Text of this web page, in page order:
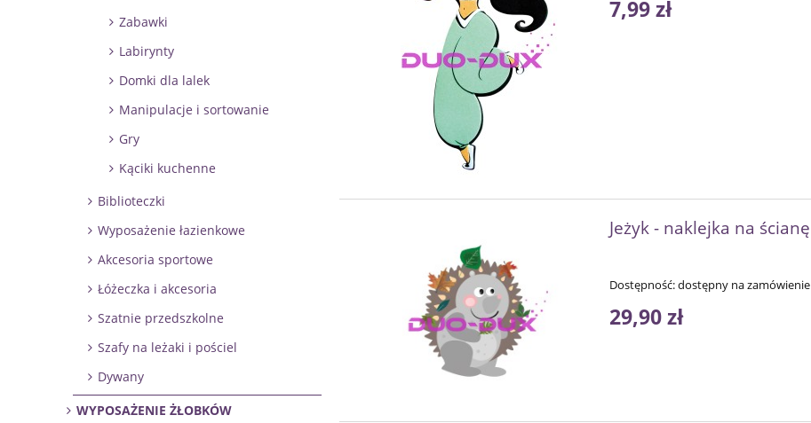
Zabawki
Labirynty
Domki dla lalek
Manipulacje i sortowanie
Gry
Kąciki kuchenne
Biblioteczki
Wyposażenie łazienkowe
Akcesoria sportowe
Łóżeczka i akcesoria
Szatnie przedszkolne
Szafy na leżaki i pościel
Dywany
WYPOSAŻENIE ŻŁOBKÓW
7,99 zł
Jeżyk - naklejka na ścianę
Dostępność:dostępny na zamówienie
29,90 zł